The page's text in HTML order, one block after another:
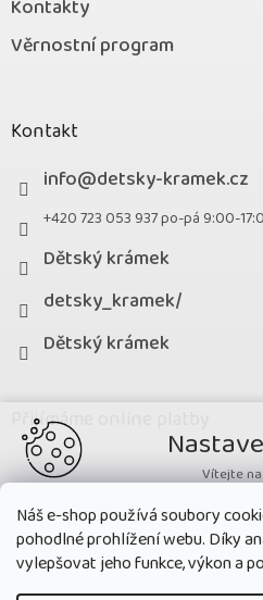
Náš e-shop používá soubory
pohodlné prohlížení webu. Díky
vylepšovat jeho funkce, výkon a
Kontakty
Věrnostní program
Kontakt
info@detsky-kramek.cz
+420 723 053 937 po-pá 9:00-
Dětský krámek
detsky_kramek/
Dětský krámek
Přijímáme online platby
Vítejte
Potřebujeme nastavit cookies
zobrazovaný obsah odpovídal
přesně to, co potřebujete. Soubory
nikdy neslouží ke zjišťování